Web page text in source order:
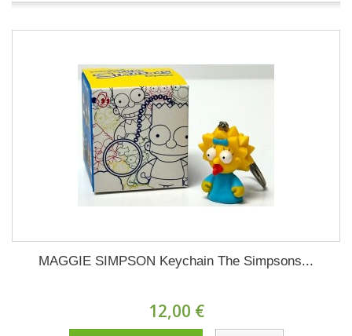
MAGGIE SIMPSON Keychain The Simpsons...
12,00 €